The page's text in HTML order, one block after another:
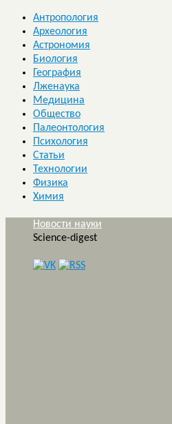
Антропология
Археология
Астрономия
Биология
География
Лженаука
Медицина
Общество
Палеонтология
Психология
Статьи
Технологии
Физика
Химия
Новости науки
Science-digest